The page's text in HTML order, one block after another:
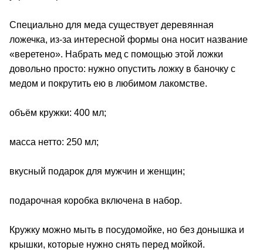
Специально для меда существует деревянная
ложечка, из-за интересной формы она носит название
«веретено». Набрать мед с помощью этой ложки
довольно просто: нужно опустить ложку в баночку с
медом и покрутить ею в любимом лакомстве.
объём кружки: 400 мл;
масса нетто: 250 мл;
вкусный подарок для мужчин и женщин;
подарочная коробка включена в набор.
Кружку можно мыть в посудомойке, но без донышка и
крышки, которые нужно снять перед мойкой.